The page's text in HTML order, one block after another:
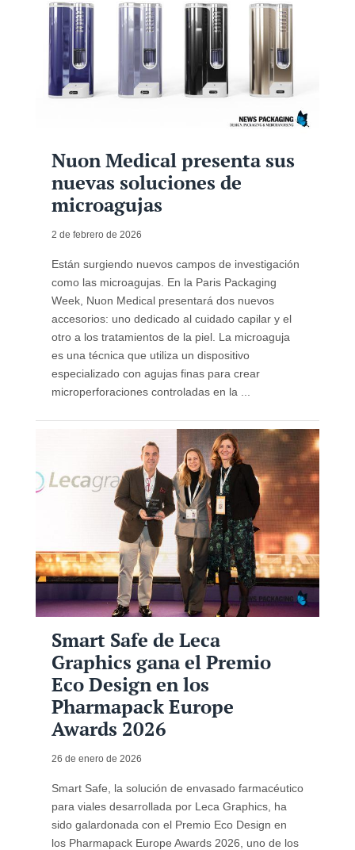
Nuon Medical presenta sus
nuevas soluciones de
microagujas
2 de febrero de 2026
Están surgiendo nuevos campos de investigación
como las microagujas. En la Paris Packaging
Week, Nuon Medical presentará dos nuevos
accesorios: uno dedicado al cuidado capilar y el
otro a los tratamientos de la piel. La microaguja
es una técnica que utiliza un dispositivo
especializado con agujas finas para crear
microperforaciones controladas en la ...
Smart Safe de Leca
Graphics gana el Premio
Eco Design en los
Pharmapack Europe
Awards 2026
26 de enero de 2026
Smart Safe, la solución de envasado farmacéutico
para viales desarrollada por Leca Graphics, ha
sido galardonada con el Premio Eco Design en
los Pharmapack Europe Awards 2026, uno de los